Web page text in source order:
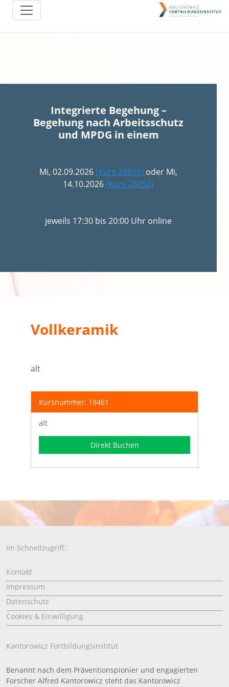
Integrierte Begehung –
Begehung nach Arbeitsschutz
und MPDG in einem
Mi, 02.09.2026(Kurs 26855) oder Mi,
14.10.2026(Kurs 26856)
jeweils 17:30 bis 20:00 Uhr online
Vollkeramik
alt
Kursnummer: 19461
alt
Direkt Buchen
Im Schnellzugriff:
Kontakt
Impressum
Datenschutz
Cookies & Einwilligung
Kantorowicz Fortbildungsinstitut
Benannt nach dem Präventionspionier und engagierten
Forscher Alfred Kantorowicz steht das Kantorowicz